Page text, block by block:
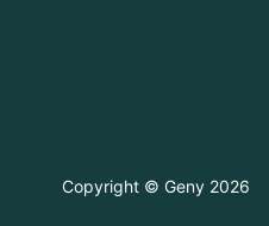
Copyright © Geny 2026